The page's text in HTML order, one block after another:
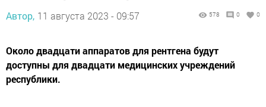
Автор, 11 августа 2023 - 09:57 578 0 0
Около двадцати аппаратов для рентгена будут
доступны для двадцати медицинских учреждений
республики.